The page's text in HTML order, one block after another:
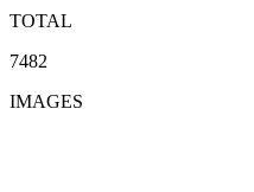
TOTAL
7482
IMAGES